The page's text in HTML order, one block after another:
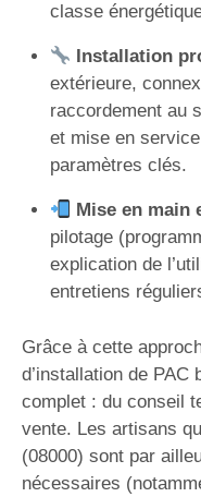
classe
Installation
extérieure,
raccordement au
et mise en
paramètres clés.
Mise en main
pilotage
explication de
entretiens
Grâce à cette
d’installation de PAC
complet : du conseil
vente. Les artisans
(08000) sont par
nécessaires